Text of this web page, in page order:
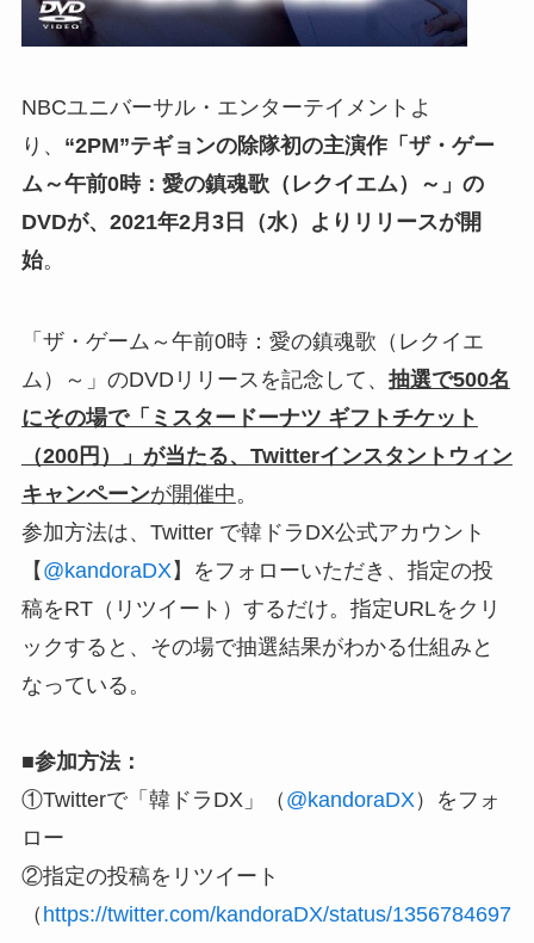
NBCユニバーサル・エンターテイメントよ
り、 “2PM”テギョンの除隊初の主演作「ザ・ゲー
ム～午前0時：愛の鎮魂歌（レクイエム）～」の
DVDが、2021年2月3日（水）よりリリースが開
始。
「ザ・ゲーム～午前0時：愛の鎮魂歌（レクイエ
ム）～」のDVDリリースを記念して、 抽選で500名
にその場で「ミスタードーナツ ギフトチケット
（200円）」が当たる、Twitterインスタントウィン
キャンペーンが開催中。
参加方法は、Twitter で韓ドラDX公式アカウント
【 @kandoraDX】をフォローいただき、指定の投
稿をRT（リツイート）するだけ。指定URLをクリ
ックすると、その場で抽選結果がわかる仕組みと
なっている。
■参加方法：
①Twitterで「韓ドラDX」（ @kandoraDX）をフォ
ロー
②指定の投稿をリツイート
（ https://twitter.com/kandoraDX/status/1356784697